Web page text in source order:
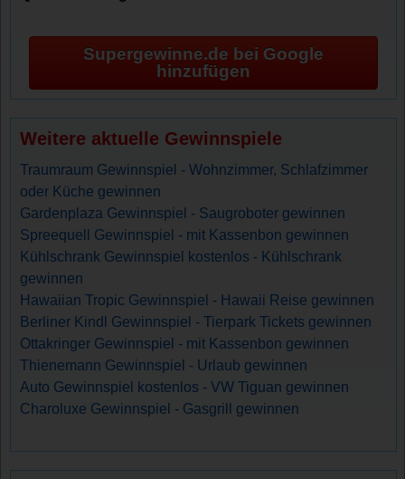
Supergewinne.de bei Google
hinzufügen
Weitere aktuelle Gewinnspiele
Traumraum Gewinnspiel - Wohnzimmer, Schlafzimmer
oder Küche gewinnen
Gardenplaza Gewinnspiel - Saugroboter gewinnen
Spreequell Gewinnspiel - mit Kassenbon gewinnen
Kühlschrank Gewinnspiel kostenlos - Kühlschrank
gewinnen
Hawaiian Tropic Gewinnspiel - Hawaii Reise gewinnen
Berliner Kindl Gewinnspiel - Tierpark Tickets gewinnen
Ottakringer Gewinnspiel - mit Kassenbon gewinnen
Thienemann Gewinnspiel - Urlaub gewinnen
Auto Gewinnspiel kostenlos - VW Tiguan gewinnen
Charoluxe Gewinnspiel - Gasgrill gewinnen